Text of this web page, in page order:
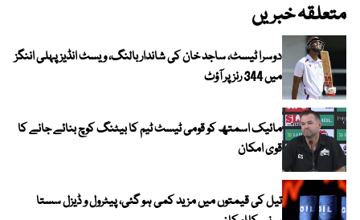
متعلقہ خبریں
دوسرا ٹیسٹ، ساجد خان کی شاندار بالنگ، ویسٹ انڈیز پہلی اننگز
میں 344 رنز پر آؤٹ
مائیک اسمتھ کو قومی ٹیسٹ ٹیم کا بیٹنگ کوچ بنائے جانے کا
قوی امکان
تیل کی قیمتوں میں مزید کمی ہو گئی، پیٹرول و ڈیزل سستا